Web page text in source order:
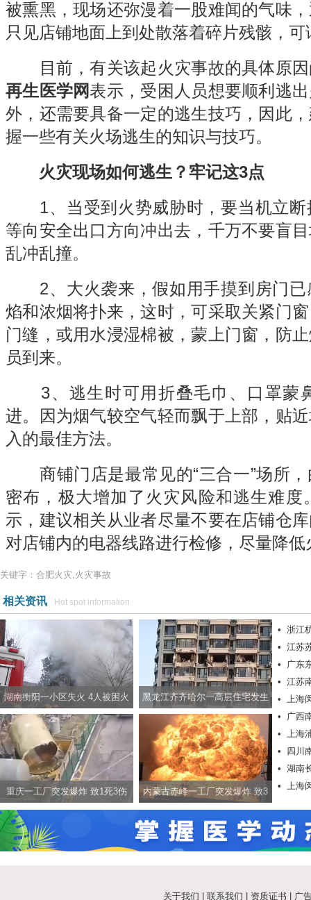
被熏黑，现场还弥漫着一股难闻的气味
只见店铺地面上到处散落着碎片残骸，
目前，有关该起火灾事故的具体原因
再生医学网表示，受困人员想要顺利逃
外，还需要具备一定的逃生技巧，因此
握一些有关火场逃生的知识与技巧。
火灾现场如何逃生？牢记这3点
1、当受到火势威胁时，要当机立断
等向安全出口方向冲出去，千万不要盲
乱冲乱撞。
2、大火袭来，假如用手摸到房门已
焰和浓烟将扑来，这时，可采取关紧门
门缝，或用水浸湿棉被，蒙上门窗，防
员到来。
3、逃生时可用折叠毛巾、口罩蒙
进。因为烟气较空气轻而飘于上部，贴
入的最佳方法。
商铺门店是最常见的“三合一”场所，
密布，极大增加了火灾风险和逃生难度
示，建议相关从业者尽量不要在店铺仓
对店铺内的电器线路进行检修，尽量降
关键字：合肥火灾,火灾事故
相关资讯 Hot spot information
湖南衡阳一小区失火 4人被困火
场
黑龙江齐齐哈尔一高层住宅发生
爆炸 致3人受伤
重庆一工厂突发爆炸 致1死3伤 内蒙古赤峰一工厂突发爆炸 致3
• 浙江
• 江苏
• 广东
• 江苏
• 上海
• 广西
• 上海
• 四川
• 湖南
• 上海
关于我们 联系我们 资质证书 广